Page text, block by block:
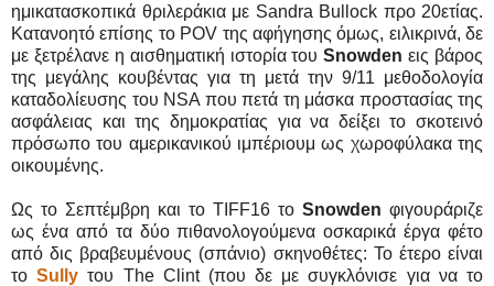
ημικατασκοπικά θριλεράκια με Sandra Bullock προ 20ετίας.
Κατανοητό επίσης το POV της αφήγησης όμως, ειλικρινά, δε
με ξετρέλανε η αισθηματική ιστορία τουSnowden εις βάρος
της μεγάλης κουβέντας για τη μετά την 9/11 μεθοδολογία
καταδολίευσης του NSA που πετά τη μάσκα προστασίας της
ασφάλειας και της δημοκρατίας για να δείξει το σκοτεινό
πρόσωπο του αμερικανικού ιμπέριουμ ως χωροφύλακα της
οικουμένης.
Ως το Σεπτέμβρη και το TIFF16 το Snowden φιγουράριζε
ως ένα από τα δύο πιθανολογούμενα οσκαρικά έργα φέτο
από δις βραβευμένους (σπάνιο) σκηνοθέτες: Το έτερο είναι
τοSully του The Clint (που δε με συγκλόνισε για να το